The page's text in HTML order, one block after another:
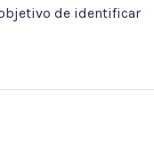
de identificar